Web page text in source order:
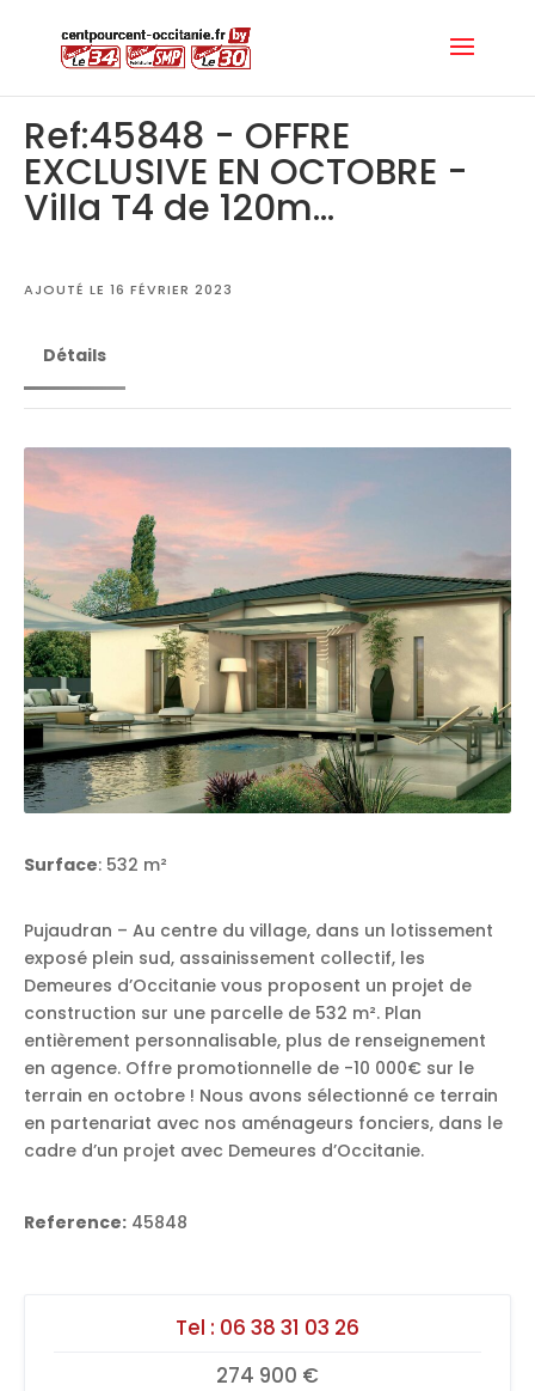
Ref:45848 - OFFRE
EXCLUSIVE EN OCTOBRE -
Villa T4 de 120m...
AJOUTÉ LE 16 FÉVRIER 2023
Détails
Surface: 532 m²
Pujaudran – Au centre du village, dans un lotissement
exposé plein sud, assainissement collectif, les
Demeures d’Occitanie vous proposent un projet de
construction sur une parcelle de 532 m². Plan
entièrement personnalisable, plus de renseignement
en agence. Offre promotionnelle de -10 000€ sur le
terrain en octobre ! Nous avons sélectionné ce terrain
en partenariat avec nos aménageurs fonciers, dans le
cadre d’un projet avec Demeures d’Occitanie.
Reference: 45848
Tel : 06 38 31 03 26
274 900 €